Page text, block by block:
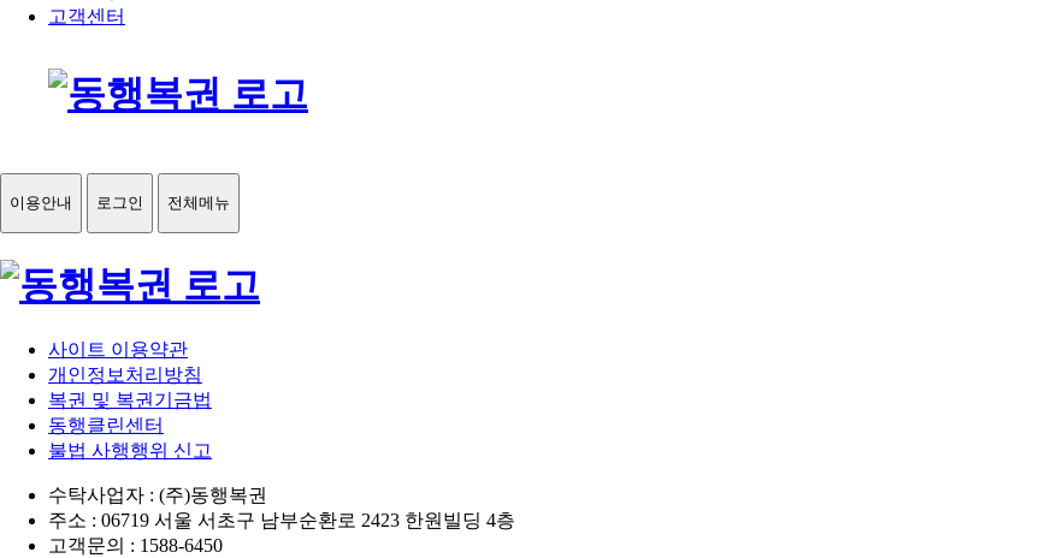
고객센터
이용안내 로그인 전체메뉴
사이트 이용약관
개인정보처리방침
복권 및 복권기금법
동행클린센터
불법 사행행위 신고
수탁사업자 : (주)동행복권
주소 : 06719 서울 서초구 남부순환로 2423 한원빌딩 4층
고객문의 : 1588-6450